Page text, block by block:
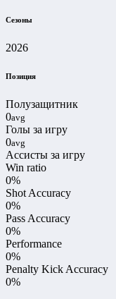
Сезоны
2026
Позиция
Полузащитник
0avg
Голы за игру
0avg
Ассисты за игру
Win ratio
0%
Shot Accuracy
0%
Pass Accuracy
0%
Performance
0%
Penalty Kick Accuracy
0%